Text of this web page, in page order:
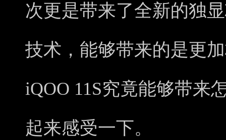
次更是带来了全新的独
技术，能够带来的是更
iQOO 11S究竟能够带来
起来感受一下。